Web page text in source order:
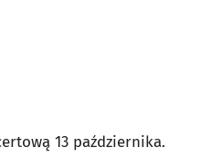
13 października.